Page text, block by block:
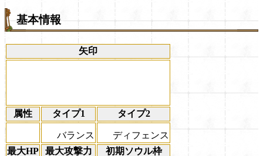
基本情報
矢印
属性 タイプ1 タイプ2
バランス
ディフェンス
最大HP
最大攻撃力 初期ソウル枠